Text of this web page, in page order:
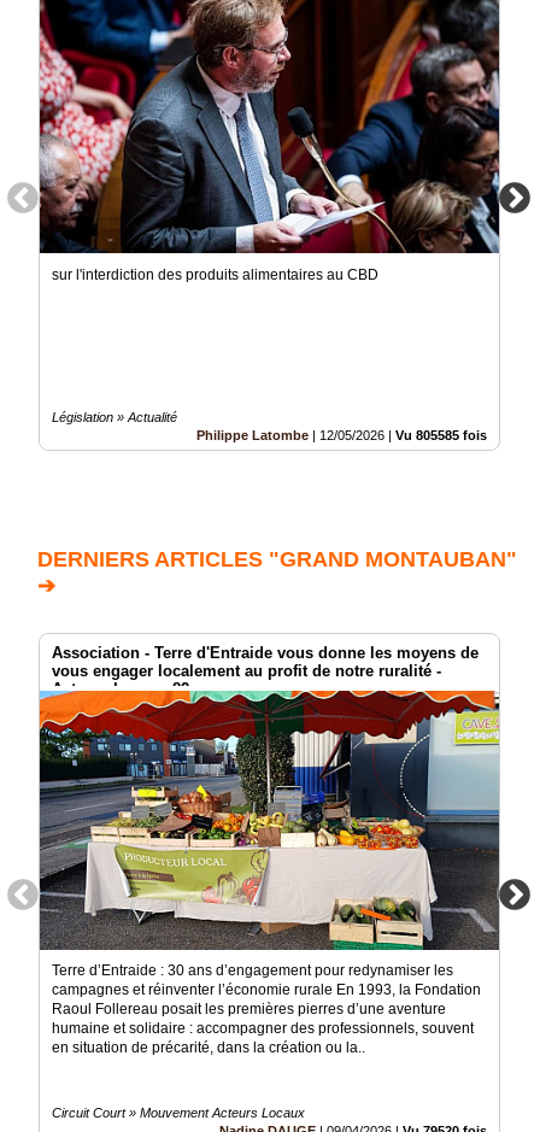
sur l'interdiction des produits alimentaires au CBD
Législation » Actualité
Philippe Latombe | 12/05/2026 | Vu 805585 fois
DERNIERS ARTICLES "GRAND MONTAUBAN"
➔
Association - Terre d'Entraide vous donne les moyens de
vous engager localement au profit de notre ruralité -
Acteurs Locaux 82
Terre d’Entraide : 30 ans d’engagement pour redynamiser les
campagnes et réinventer l’économie rurale En 1993, la Fondation
Raoul Follereau posait les premières pierres d’une aventure
humaine et solidaire : accompagner des professionnels, souvent
en situation de précarité, dans la création ou la..
Circuit Court » Mouvement Acteurs Locaux